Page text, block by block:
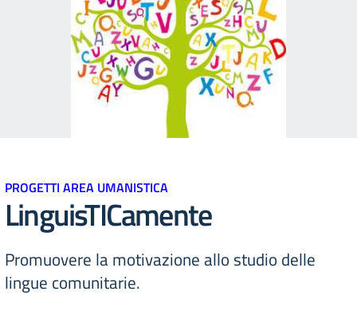
PROGETTI AREA UMANISTICA
LinguisTICamente
Promuovere la motivazione allo studio delle
lingue comunitarie.